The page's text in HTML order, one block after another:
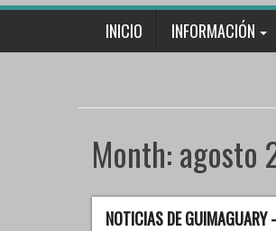
INICIO INFORMACIÓN
Month:agosto
NOTICIAS DE